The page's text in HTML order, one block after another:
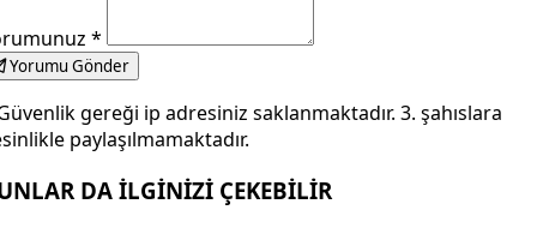
*
Yorumu Gönder
gereği ip adresiniz saklanmaktadır. 3. şahıslara
paylaşılmamaktadır.
DA İLGİNİZİ ÇEKEBİLİR